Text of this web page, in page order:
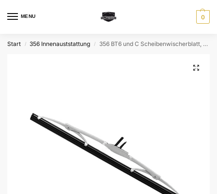
MENU 0
Start / 356 Innenauststattung / 356 BT6 und C Scheibenwischerblatt, silber matt